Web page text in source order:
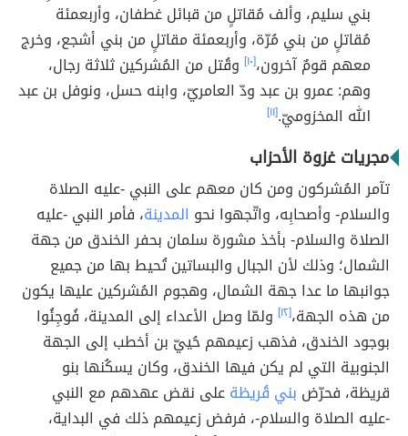
بني سليم، وألف مُقاتلٍ من قبائل غطفان، وأربعمئة
مُقاتلٍ من بني مُرّة، وأربعمئة مقاتلٍ من بني أشجع، وخرج
معهم قومٌ آخرون،[١٠] وقُتل من المُشركين ثلاثة رجال،
وهم: عمرو بن عبد ودّ العامريّ، وابنه حسل، ونوفل بن عبد
الله المخزوميّ.[١١]
مجريات غزوة الأحزاب
تآمر المُشركون ومن كان معهم على النبي -عليه الصلاة
والسلام- وأصحابِه، واتّجهوا نحو المدينة، فأمر النبي -عليه
الصلاة والسلام- بأخذ مشورة سلمان بحفر الخندق من جهة
الشمال؛ وذلك لأن الجبال والبساتين تُحيط بها من جميع
جوانبها ما عدا جهة الشمال، وهجوم المُشركين عليها يكون
من هذه الجهة،[١٢]
ولمّا وصل الأعداء إلى المدينة، فُوجِئُوا
بوجود الخندق، فذهب زعيمهم حُييّ بن أخطب إلى الجهة
الجنوبية التي لم يكن فيها الخندق، وكان يسكُنها بنو
قريظة، فحرّض بني قُريظةعلى نقض عهدهم مع النبي
-عليه الصلاة والسلام-، فرفض زعيمهم ذلك في البداية،